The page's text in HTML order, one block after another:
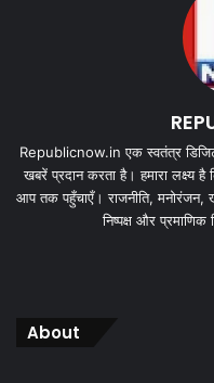
Republicnow.in एक स्वतंत्र
खबरें प्रदान करता है। हमारा लक्ष्य
आप तक पहुँचाएँ। राजनीति, मनोरंजन,
निष्पक्ष और प्रमाणिक
About